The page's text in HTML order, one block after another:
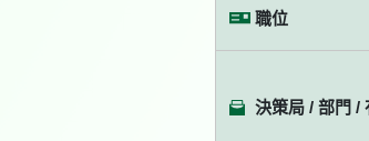
職位
決策局 / 部門 /